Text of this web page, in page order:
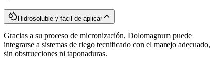
Hidrosoluble y fácil de aplicar
Gracias a su proceso de micronización, Dolomagnum puede
integrarse a sistemas de riego tecnificado con el manejo adecuado,
sin obstrucciones ni taponaduras.